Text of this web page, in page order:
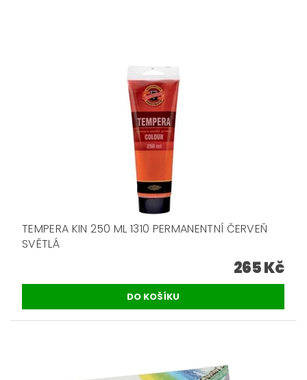
TEMPERA KIN 250 ML 1310 PERMANENTNÍ ČERVEŇ
SVĚTLÁ
265 Kč